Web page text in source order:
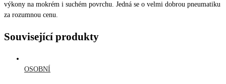
výkony na mokrém i suchém povrchu. Jedná se o velmi dobrou pneumatiku
za rozumnou cenu.
Související produkty
OSOBNÍ